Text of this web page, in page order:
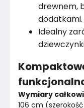
drewnem,
dodatkami.
Idealny
Wymiary
106 cm